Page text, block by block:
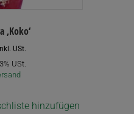
‚Koko‘
USt.
USt.
hinzufügen